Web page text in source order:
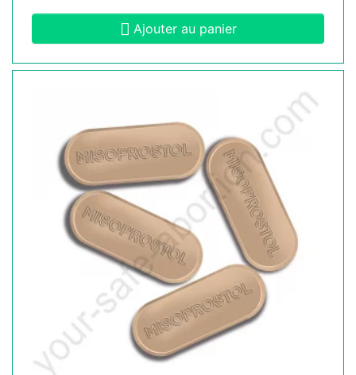
Ajouter au panier